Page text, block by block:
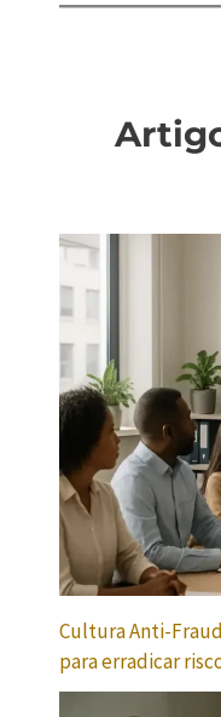
Cultura Anti-
para erradicar